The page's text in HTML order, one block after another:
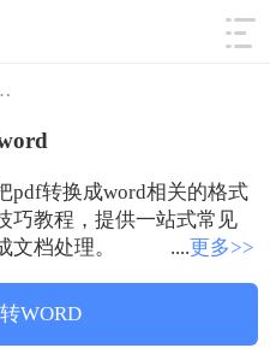
筛选
换成word
pdf转换成word相关的格式
巧教程，提供一站式常见
档处理。
....更多>>
WORD